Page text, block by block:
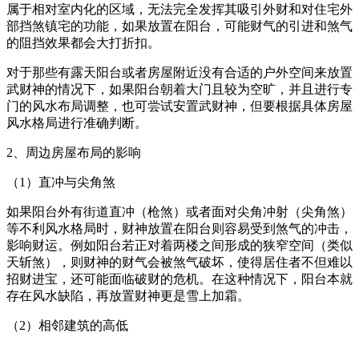
属于相对室内化的区域，无法完全发挥其吸引外财和对住宅外
部挡煞镇宅的功能，如果放置在阳台，可能财气的引进和煞气
的阻挡效果都会大打折扣。
对于那些有露天阳台或者房屋附近没有合适的户外空间来放置
武财神的情况下，如果阳台朝着大门且较为空旷，并且进行专
门的风水布局调整，也可尝试安置武财神，但要根据具体房屋
风水格局进行准确判断。
2、周边房屋布局的影响
（1）直冲与尖角煞
如果阳台外有街道直冲（枪煞）或者面对尖角冲射（尖角煞）
等不利风水格局时，财神放置在阳台则容易受到煞气的冲击，
影响财运。例如阳台若正对着两楼之间形成的狭窄空间（类似
天斩煞），则财神的财气会被煞气破坏，使得居住者不但难以
招财进宝，还可能面临破财的危机。在这种情况下，阳台本就
存在风水缺陷，再放置财神更是雪上加霜。
（2）相邻建筑的高低